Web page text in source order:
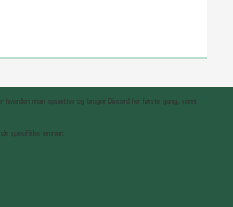
hvordan man opsætter og bruger Discord for første gang, samt
specifikke emner: